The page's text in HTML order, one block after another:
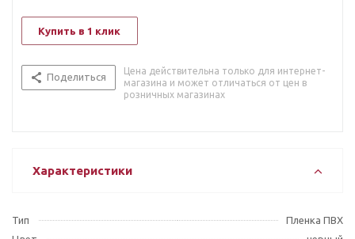
Купить в 1 клик
Поделиться
Цена действительна только для интернет-
магазина и может отличаться от цен в
розничных магазинах
Характеристики
Тип
Пленка ПВХ